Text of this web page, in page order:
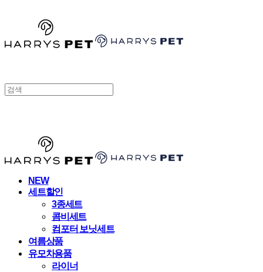
NEW
세트할인
3종세트
콤비세트
컴포터 보닛세트
여름상품
유모차용품
라이너